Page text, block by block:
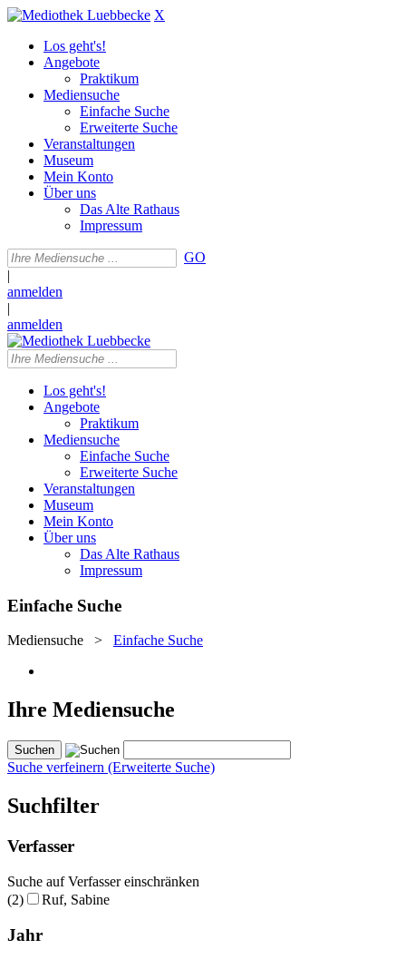
X
Los geht's!
Angebote
Praktikum
Mediensuche
Einfache Suche
Erweiterte Suche
Veranstaltungen
Museum
Mein Konto
Über uns
Das Alte Rathaus
Impressum
GO
|
anmelden
|
anmelden
Los geht's!
Angebote
Praktikum
Mediensuche
Einfache Suche
Erweiterte Suche
Veranstaltungen
Museum
Mein Konto
Über uns
Das Alte Rathaus
Impressum
Einfache Suche
Mediensuche > Einfache Suche
Ihre Mediensuche
Suche verfeinern (Erweiterte Suche)
Suchfilter
Verfasser
Suche auf Verfasser einschränken
(2)
Ruf, Sabine
Jahr